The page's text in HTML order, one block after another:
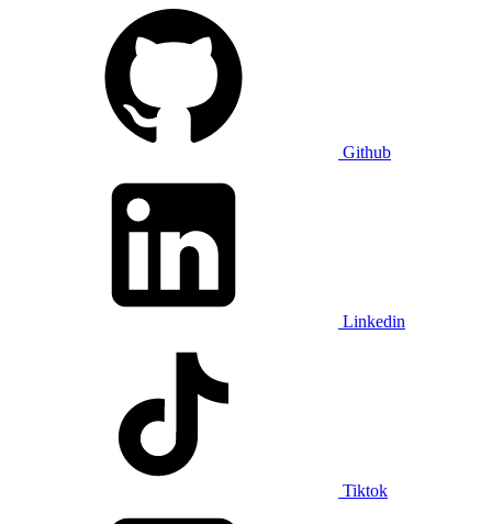
Github
Linkedin
Tiktok